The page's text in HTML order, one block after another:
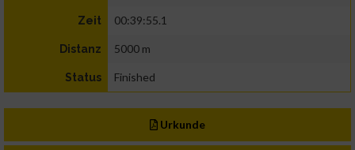
Zeit 00:39:55.1
Distanz 5000 m
Status Finished
Urkunde